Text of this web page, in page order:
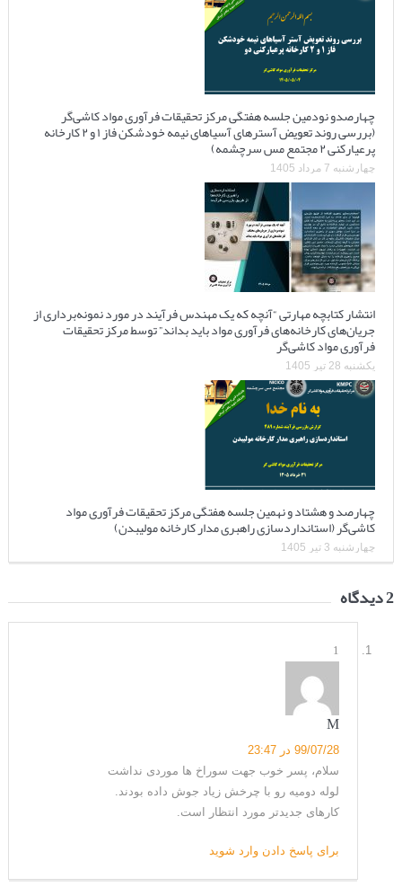
چهارصدو نودمین جلسه هفتگی مرکز تحقیقات فرآوری مواد کاشی‌گر
(بررسی روند تعویض آسترهای آسیاهای نیمه خودشکن فاز ۱ و ۲ کارخانه
پرعیارکنی ۲ مجتمع مس سرچشمه)
چهارشنبه 7 مرداد 1405
انتشار کتابچه مهارتی “آنچه که یک مهندس فرآیند در مورد نمونه‌برداری از
جریان‌های کارخانه‌های فرآوری مواد باید بداند” توسط مرکز تحقیقات
فرآوری مواد کاشی‌گر
یکشنبه 28 تیر 1405
چهارصد و هشتاد و نهمین جلسه هفتگی مرکز تحقیقات فرآوری مواد
کاشی‌گر (استانداردسازی راهبری مدار کارخانه مولیبدن)
چهارشنبه 3 تیر 1405
2 دیدگاه
1
M
99/07/28 در 23:47
سلام، پسر خوب جهت سوراخ ها موردی نداشت
لوله دومیه رو با چرخش زیاد جوش داده بودند.
کارهای جدیدتر مورد انتظار است.
برای پاسخ دادن وارد شوید